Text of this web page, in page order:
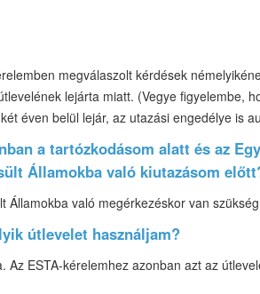
megválaszolt kérdések
lejárta miatt. (Vegye figyelembe,
éven belül lejár, az utazási engedélye is
a tartózkodásom alatt és az
Államokba való kiutazásom
Államokba való megérkezéskor van
útlevelet használjam?
ESTA-kérelemhez azonban azt az